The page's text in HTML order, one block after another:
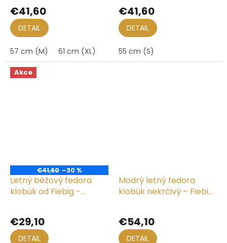
hodnotenie
produktu
je
5,0
5
hviezdičiek.
€41,60
DETAIL
57 cm (M) 61 cm (XL)
hodnotenie
produktu
je
4,8
5
hviezdičiek.
€41,60
DETAIL
55 cm (S)
Akce
€41,60 –30 %
Letný béžový fedora
klobúk od Fiebig -
hodnotenie
produktu
je
€29,10
DETAIL
Modrý letný fedora
klobúk nekrčivý – Fiebig
hodnotenie
produktu
je
€54,10
DETAIL